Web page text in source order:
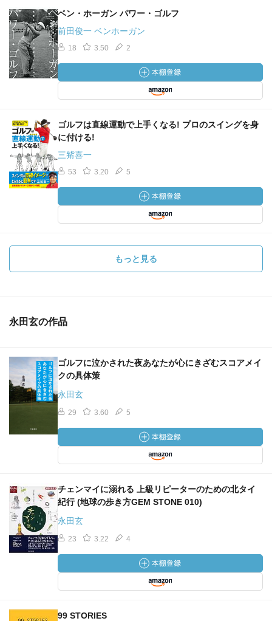
ベン・ホーガン パワー・ゴルフ
前田俊一 ベンホーガン
18 3.50 2
ゴルフは直線運動で上手くなる! プロのスイングを身
に付ける!
三觜喜一
53 3.20 5
もっと見る
永田玄の作品
ゴルフに泣かされた夜あなたが心にきざむスコアメイ
クの具体策
永田玄
29 3.60 5
チェンマイに溺れる 上級リピーターのための北タイ
紀行 (地球の歩き方GEM STONE 010)
永田玄
23 3.22 4
99 STORIES